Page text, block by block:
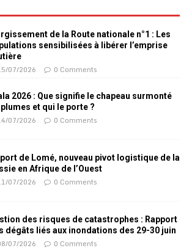
de la Route nationale n°1 : Les
sensibilisées à libérer l’emprise
07/2026 0 Comments
2026 : Que signifie le chapeau surmonté
et qui le porte ?
07/2026 0 Comments
port de Lomé, nouveau pivot logistique de la
en Afrique de l’Ouest
07/2026 0 Comments
des risques de catastrophes : Rapport
dégâts liés aux inondations des 29-30 juin
07/2026 0 Comments